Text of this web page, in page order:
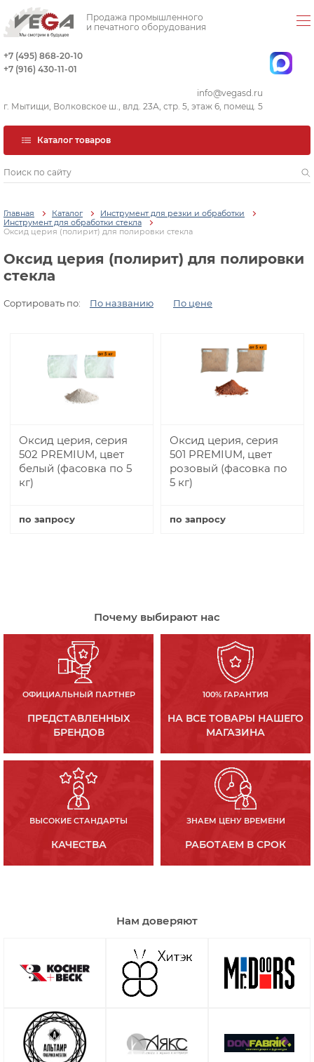
Продажа промышленного
и печатного оборудования
+7 (495) 868-20-10
+7 (916) 430-11-01
info@vegasd.ru
г. Мытищи, Волковское ш., влд. 23А, стр. 5, этаж 6, помещ. 5
Каталог товаров
Главная Каталог
Инструмент для резки и обработки
Инструмент для обработки стекла
Оксид церия (полирит) для полировки стекла
Оксид церия (полирит) для полировки
стекла
Сортировать по: По названию По цене
Оксид церия, серия
502 PREMIUM, цвет
белый (фасовка по 5
кг)
по запросу
Оксид церия, серия
501 PREMIUM, цвет
розовый (фасовка по
5 кг)
по запросу
Почему выбирают нас
ОФИЦИАЛЬНЫЙ ПАРТНЕР
ПРЕДСТАВЛЕННЫХ
БРЕНДОВ
100% ГАРАНТИЯ
НА ВСЕ ТОВАРЫ НАШЕГО
МАГАЗИНА
ВЫСОКИЕ СТАНДАРТЫ
КАЧЕСТВА
ЗНАЕМ ЦЕНУ ВРЕМЕНИ
РАБОТАЕМ В СРОК
Нам доверяют